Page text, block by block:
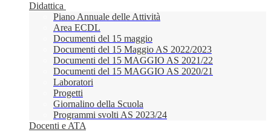
Didattica
Piano Annuale delle Attività
Area ECDL
Documenti del 15 maggio
Documenti del 15 Maggio AS 2022/2023
Documenti del 15 MAGGIO AS 2021/22
Documenti del 15 MAGGIO AS 2020/21
Laboratori
Progetti
Giornalino della Scuola
Programmi svolti AS 2023/24
Docenti e ATA